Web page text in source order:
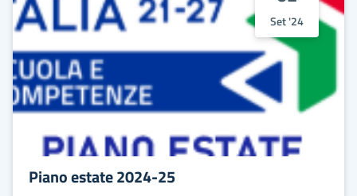
Set '24
Piano estate 2024-25